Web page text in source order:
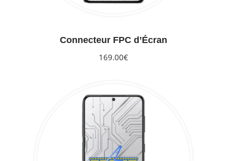
Connecteur FPC d’Écran
169.00€